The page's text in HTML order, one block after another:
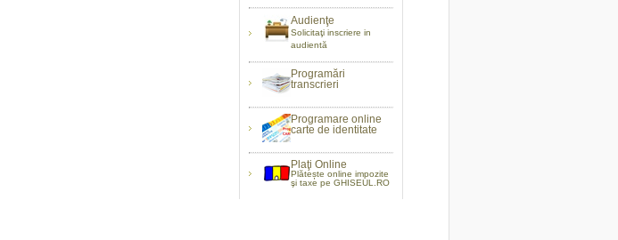
Audienţe
Solicitaţi inscriere in
audientă
Programări
transcrieri
Programare online
carte de identitate
Plaţi Online
Plătește online impozite
şi taxe pe GHISEUL.RO